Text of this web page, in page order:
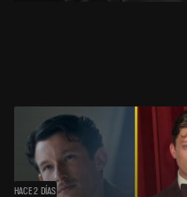
HACE 2 DÍAS